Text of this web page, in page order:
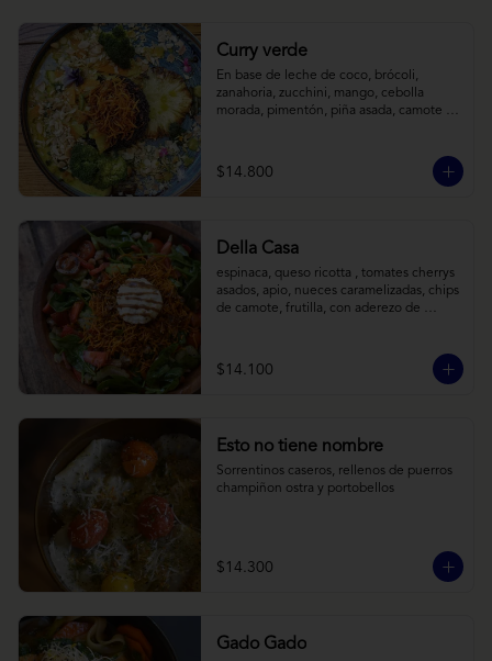
Curry verde
En base de leche de coco, brócoli,
zanahoria, zucchini, mango, cebolla
morada, pimentón, piña asada, camote
$14.800
Della Casa
espinaca, queso ricotta , tomates cherrys
asados, apio, nueces caramelizadas, chips
de camote, frutilla, con aderezo de
$14.100
Esto no tiene nombre
Sorrentinos caseros, rellenos de puerros
champiñon ostra y portobellos
$14.300
Gado Gado